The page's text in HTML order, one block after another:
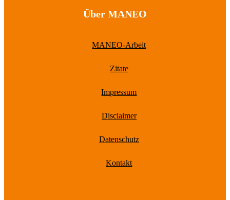
Über MANEO
MANEO-Arbeit
Zitate
Impressum
Disclaimer
Datenschutz
Kontakt